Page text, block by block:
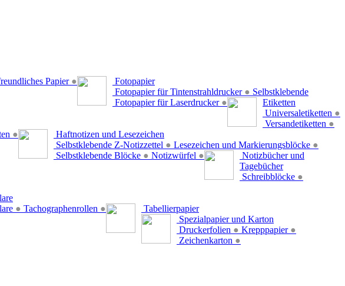
Papier ●
Fotopapier
Fotopapier für Tintenstrahldrucker ●
Fotopapier für Laserdrucker ●
Selbstklebende
Etiketten
Universaletiketten ●
Versandetiketten ●
●
Haftnotizen und Lesezeichen
Selbstklebende Z-Notizzettel ● Lesezeichen und Markierungsblöcke ●
Selbstklebende Blöcke ● Notizwürfel ●
Notizbücher und
Tagebücher
Schreibblöcke ●
● Tachographenrollen ●
Tabellierpapier
Spezialpapier und Karton
Druckerfolien ● Krepppapier ●
Zeichenkarton ●